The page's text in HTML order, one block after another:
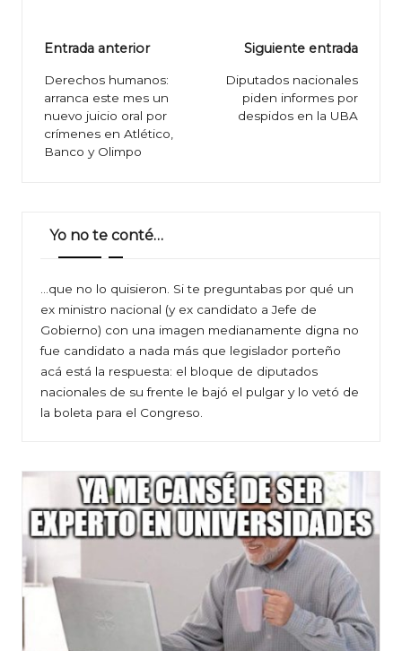
Navegación
de
entradas
Entrada anterior
Derechos humanos:
arranca este mes un
nuevo juicio oral por
crímenes en Atlético,
Banco y Olimpo
Siguiente entrada
Diputados nacionales
piden informes por
despidos en la UBA
Yo no te conté…
…que no lo quisieron. Si te preguntabas por qué un
ex ministro nacional (y ex candidato a Jefe de
Gobierno) con una imagen medianamente digna no
fue candidato a nada más que legislador porteño
acá está la respuesta: el bloque de diputados
nacionales de su frente le bajó el pulgar y lo vetó de
la boleta para el Congreso.